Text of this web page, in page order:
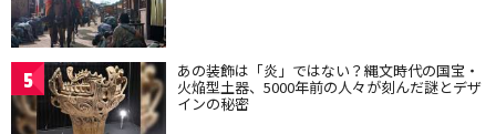
5 あの装飾は「炎」ではない？縄文時代の国宝・
火焔型土器、5000年前の人々が刻んだ謎とデザ
インの秘密